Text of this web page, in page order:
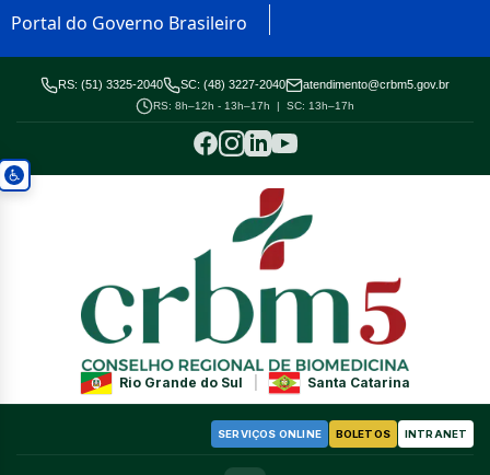
Portal do Governo Brasileiro
RS: (51) 3325-2040 SC: (48) 3227-2040 atendimento@crbm5.gov.br
RS: 8h–12h - 13h–17h | SC: 13h–17h
Rio Grande do Sul Santa Catarina
SERVIÇOS ONLINE BOLETOS INTRANET